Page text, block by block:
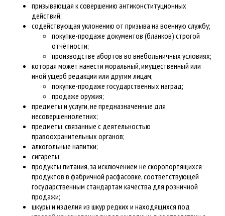
призывающая к совершению антиконституционных
действий;
содействующая уклонению от призыва на военную службу;
покупке-продаже документов (бланков) строгой
отчётности;
производстве абортов во внебольничных условиях;
которая может нанести моральный, имущественный или
иной ущерб редакции или другим лицам;
покупке-продаже государственных наград;
продаже оружия;
предметы и услуги, не предназначенные для
несовершеннолетних;
предметы, связанные с деятельностью
правоохранительных органов;
алкогольные напитки;
сигареты;
продукты питания, за исключением не скоропортящихся
продуктов в фабричной расфасовке, соответствующей
государственным стандартам качества для розничной
продажи;
шкуры и изделия из шкур редких и находящихся под